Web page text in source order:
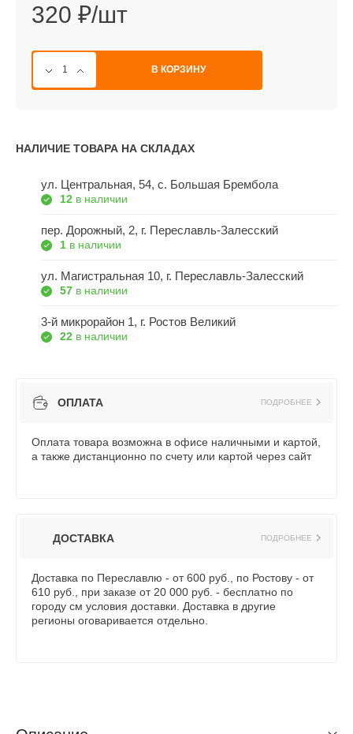
320 ₽/шт
В КОРЗИНУ
НАЛИЧИЕ ТОВАРА НА СКЛАДАХ
ул. Центральная, 54, c. Большая Брембола
12 в наличии
пер. Дорожный, 2, г. Переславль-Залесский
1 в наличии
ул. Магистральная 10, г. Переславль-Залесский
57 в наличии
3-й микрорайон 1, г. Ростов Великий
22 в наличии
ОПЛАТА ПОДРОБНЕЕ
Оплата товара возможна в офисе наличными и картой,
а также дистанционно по счету или картой через сайт
ДОСТАВКА ПОДРОБНЕЕ
Доставка по Переславлю - от 600 руб., по Ростову - от
610 руб., при заказе от 20 000 руб. - бесплатно по
городу см условия доставки. Доставка в другие
регионы оговаривается отдельно.